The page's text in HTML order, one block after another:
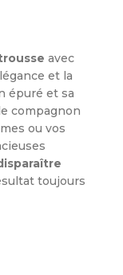
avec
et la
épuré et sa
compagnon
ou vos
toujours